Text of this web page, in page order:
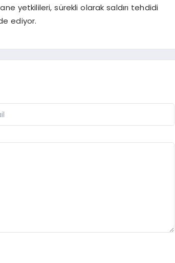
yetkilileri, sürekli olarak saldırı tehdidi
ediyor.